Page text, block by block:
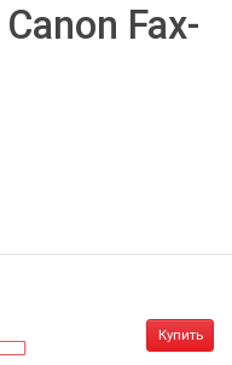
Fax-
Купить